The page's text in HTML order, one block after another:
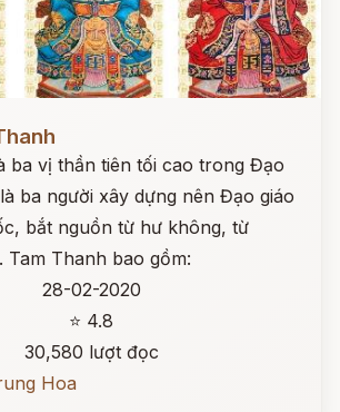
ba vị thần tiên tối cao trong Đạo
ba người xây dựng nên Đạo giáo
bắt nguồn từ hư không, từ
Tam Thanh bao gồm:
28-02-2020
⭐ 4.8
30,580 lượt đọc
Hoa